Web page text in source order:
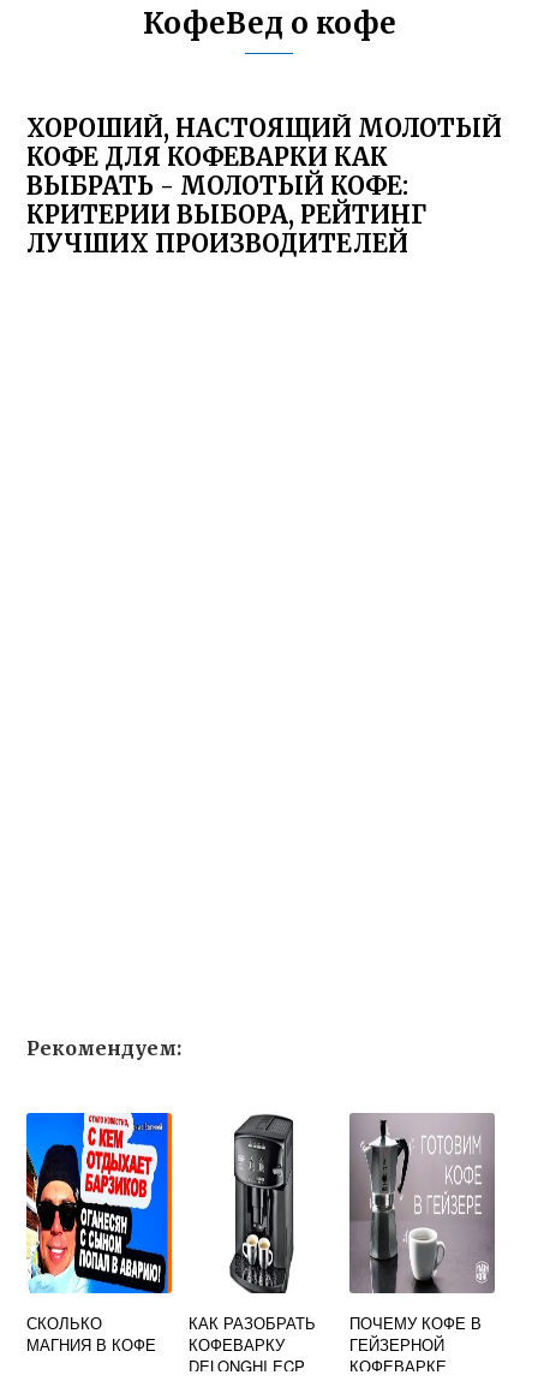
КофеВед о кофе
ХОРОШИЙ, НАСТОЯЩИЙ МОЛОТЫЙ
КОФЕ ДЛЯ КОФЕВАРКИ КАК
ВЫБРАТЬ - МОЛОТЫЙ КОФЕ:
КРИТЕРИИ ВЫБОРА, РЕЙТИНГ
ЛУЧШИХ ПРОИЗВОДИТЕЛЕЙ
Рекомендуем:
СКОЛЬКО
МАГНИЯ В КОФЕ
КАК РАЗОБРАТЬ
КОФЕВАРКУ
DELONGHI ECP
ПОЧЕМУ КОФЕ В
ГЕЙЗЕРНОЙ
КОФЕВАРКЕ